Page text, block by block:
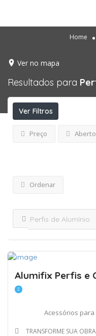
Home
Ver no mapa
Resultados para
Ver Filtros
Preço Aberto
Ordenar
Alumifix Perfis e
Acessórios
TRANSFORME SUA